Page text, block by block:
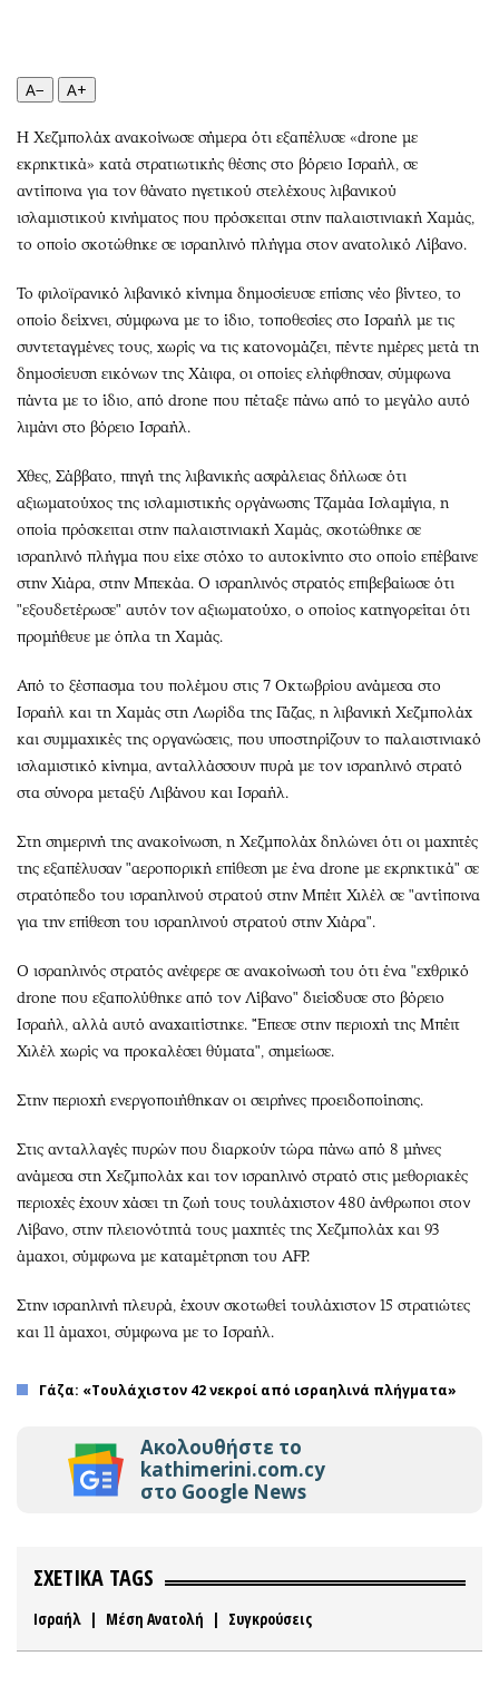
Παράξενα
Πολιτισμός
Σινεμά
Θέατρο-Χορός
Μουσική
Βιβλίο
Χειρόγραφα
Εκπομπές
Wine routes
Podcasts
Προσωπικότητες στην ''Κ''
Επιστολές
A− A+
Η Χεζμπολάχ ανακοίνωσε σήμερα ότι εξαπέλυσε «drone με
εκρηκτικά» κατά στρατιωτικής θέσης στο βόρειο Ισραήλ, σε
αντίποινα για τον θάνατο ηγετικού στελέχους λιβανικού
ισλαμιστικού κινήματος που πρόσκειται στην παλαιστινιακή Χαμάς,
το οποίο σκοτώθηκε σε ισραηλινό πλήγμα στον ανατολικό Λίβανο.
Το φιλοϊρανικό λιβανικό κίνημα δημοσίευσε επίσης νέο βίντεο, το
οποίο δείχνει, σύμφωνα με το ίδιο, τοποθεσίες στο Ισραήλ με τις
συντεταγμένες τους, χωρίς να τις κατονομάζει, πέντε ημέρες μετά τη
δημοσίευση εικόνων της Χάιφα, οι οποίες ελήφθησαν, σύμφωνα
πάντα με το ίδιο, από drone που πέταξε πάνω από το μεγάλο αυτό
λιμάνι στο βόρειο Ισραήλ.
Χθες, Σάββατο, πηγή της λιβανικής ασφάλειας δήλωσε ότι
αξιωματούχος της ισλαμιστικής οργάνωσης Τζαμάα Ισλαμίγια, η
οποία πρόσκειται στην παλαιστινιακή Χαμάς, σκοτώθηκε σε
ισραηλινό πλήγμα που είχε στόχο το αυτοκίνητο στο οποίο επέβαινε
στην Χιάρα, στην Μπεκάα. Ο ισραηλινός στρατός επιβεβαίωσε ότι
"εξουδετέρωσε" αυτόν τον αξιωματούχο, ο οποίος κατηγορείται ότι
προμήθευε με όπλα τη Χαμάς.
Από το ξέσπασμα του πολέμου στις 7 Οκτωβρίου ανάμεσα στο
Ισραήλ και τη Χαμάς στη Λωρίδα της Γάζας, η λιβανική Χεζμπολάχ
και συμμαχικές της οργανώσεις, που υποστηρίζουν το παλαιστινιακό
ισλαμιστικό κίνημα, ανταλλάσσουν πυρά με τον ισραηλινό στρατό
στα σύνορα μεταξύ Λιβάνου και Ισραήλ.
Στη σημερινή της ανακοίνωση, η Χεζμπολάχ δηλώνει ότι οι μαχητές
της εξαπέλυσαν "αεροπορική επίθεση με ένα drone με εκρηκτικά" σε
στρατόπεδο του ισραηλινού στρατού στην Μπέιτ Χιλέλ σε "αντίποινα
για την επίθεση του ισραηλινού στρατού στην Χιάρα".
Ο ισραηλινός στρατός ανέφερε σε ανακοίνωσή του ότι ένα "εχθρικό
drone που εξαπολύθηκε από τον Λίβανο" διείσδυσε στο βόρειο
Ισραήλ, αλλά αυτό αναχαιτίστηκε. "Έπεσε στην περιοχή της Μπέιτ
Χιλέλ χωρίς να προκαλέσει θύματα", σημείωσε.
Στην περιοχή ενεργοποιήθηκαν οι σειρήνες προειδοποίησης.
Στις ανταλλαγές πυρών που διαρκούν τώρα πάνω από 8 μήνες
ανάμεσα στη Χεζμπολάχ και τον ισραηλινό στρατό στις μεθοριακές
περιοχές έχουν χάσει τη ζωή τους τουλάχιστον 480 άνθρωποι στον
Λίβανο, στην πλειονότητά τους μαχητές της Χεζμπολάχ και 93
άμαχοι, σύμφωνα με καταμέτρηση του AFP.
Στην ισραηλινή πλευρά, έχουν σκοτωθεί τουλάχιστον 15 στρατιώτες
και 11 άμαχοι, σύμφωνα με το Ισραήλ.
Γάζα: «Τουλάχιστον 42 νεκροί από ισραηλινά πλήγματα»
Ακολουθήστε το
kathimerini.com.cy
στο Google News
ΣΧΕΤΙΚΑ TAGS
Ισραήλ | Μέση Ανατολή | Συγκρούσεις